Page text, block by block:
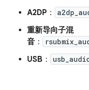
A2DP ：
重新导向子混
音 ：
USB ：